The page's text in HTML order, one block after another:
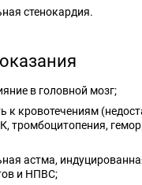
стенокардия.
в головной мозг;
к кровотечениям
тромбоцитопения,
астма,
и НПВС;